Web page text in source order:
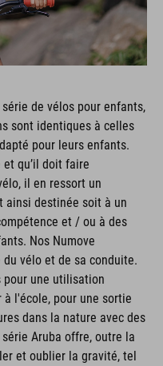
de vélos pour enfants,
sont identiques à celles
pour leurs enfants.
qu’il doit faire
il en ressort un
ainsi destinée soit à un
et / ou à des
Nos Numove
vélo et de sa conduite.
pour une utilisation
l'école, pour une sortie
dans la nature avec des
Aruba offre, outre la
et oublier la gravité, tel